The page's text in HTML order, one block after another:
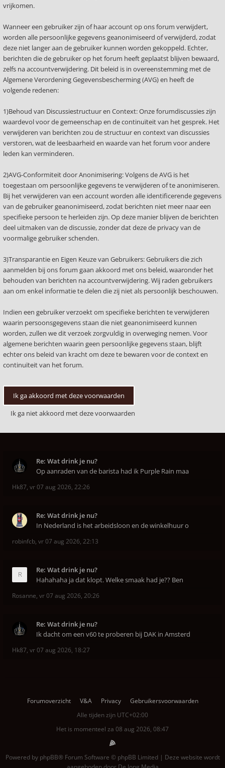
vrijkomen.
Wanneer een gebruiker zijn of haar account op ons forum verwijdert,
worden alle persoonlijke gegevens geanonimiseerd of verwijderd, zodat
deze niet langer aan de gebruiker kunnen worden gekoppeld. Echter,
berichten die de gebruiker op het forum heeft geplaatst blijven bewaard,
zelfs na accountverwijdering. Dit beleid is in overeenstemming met de
Algemene Verordening Gegevensbescherming (AVG) en heeft de
volgende redenen:
1)Behoud van Discussiestructuur en Context: Onze forumdiscussies zijn
waardevol voor de gemeenschap en de continuïteit van het gesprek. Het
verwijderen van berichten zou de structuur en context van discussies
verstoren, wat de leesbaarheid en waarde van het forum voor andere
leden kan verminderen.
2)AVG-Conformiteit door Anonimisering: Volgens de AVG is het
toegestaan om persoonlijke gegevens te verwijderen of te anonimiseren.
Bij het verwijderen van een account worden alle identificerende gegevens
van de gebruiker geanonimiseerd, zodat berichten niet meer naar een
specifieke persoon te herleiden zijn. Op deze manier blijven de berichten
deel uitmaken van de discussie, zonder dat deze de privacy van de
voormalige gebruiker schenden.
3)Transparantie en Eigen Keuze van Gebruikers: Gebruikers die zich
aanmelden bij ons forum gaan akkoord met ons beleid, waaronder het
behouden van berichten na accountverwijdering. Wij raden gebruikers
aan om enkel informatie te delen die zij niet als persoonlijk beschouwen.
Indien een gebruiker verzoekt om specifieke berichten te verwijderen
waarin persoonsgegevens staan die niet geanonimiseerd kunnen
worden, zullen we dit verzoek zorgvuldig in overweging nemen. Voor
algemene berichten waarin geen persoonlijke gegevens staan, blijft
echter ons beleid van kracht om deze te bewaren voor de context en
continuïteit van het forum.
Re: Wat drink je nu?
Op aanraden van de barista had ik Purple Rain maa
Hk87, vr 07 aug 2026, 22:26
Re: Wat drink je nu?
In Nederland is het arbeidsloon en de winkelhuur o
robinfcb, vr 07 aug 2026, 22:13
Re: Wat drink je nu?
Hahahaha ja dat klopt. Welke smaak had je?? Ben
Rosanne, vr 07 aug 2026, 20:26
Re: Wat drink je nu?
Ik dacht om een v60 te proberen bij DAK in Amsterd
Hk87, vr 07 aug 2026, 18:27
Forumoverzicht V&A Privacy
Gebruikersvoorwaarden
Alle tijden zijn UTC+02:00
Het is momenteel za 08 aug 2026, 08:47
Powered by phpBB® Forum Software © phpBB Limited | Deze website wordt